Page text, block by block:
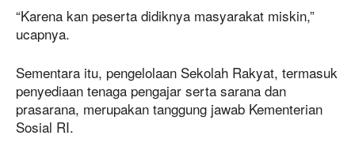
“Karena kan peserta didiknya masyarakat miskin,”
ucapnya.
Sementara itu, pengelolaan Sekolah Rakyat, termasuk
penyediaan tenaga pengajar serta sarana dan
prasarana, merupakan tanggung jawab Kementerian
Sosial RI.